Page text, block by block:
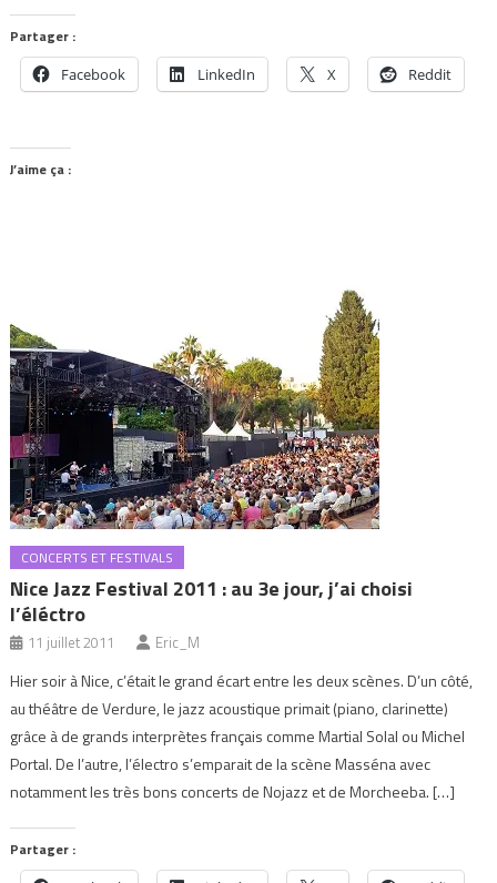
Partager :
Facebook LinkedIn X Reddit
J’aime ça :
CONCERTS ET FESTIVALS
Nice Jazz Festival 2011 : au 3e jour, j’ai choisi
l’éléctro
11 juillet 2011 Eric_M
Hier soir à Nice, c’était le grand écart entre les deux scènes. D’un côté,
au théâtre de Verdure, le jazz acoustique primait (piano, clarinette)
grâce à de grands interprètes français comme Martial Solal ou Michel
Portal. De l’autre, l’électro s’emparait de la scène Masséna avec
notamment les très bons concerts de Nojazz et de Morcheeba. […]
Partager :